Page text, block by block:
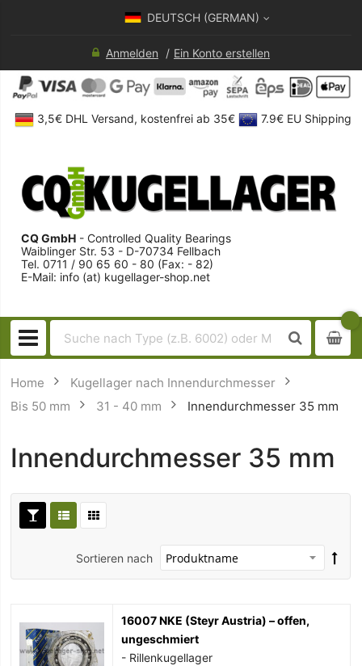
DEUTSCH (GERMAN)
Anmelden Ein Konto erstellen
3,5€ DHL Versand, kostenfrei ab 35€ 7.9€ EU Shipping
CQ GmbH - Controlled Quality Bearings
Waiblinger Str. 53 - D-70734 Fellbach
Tel. 0711 / 90 65 60 - 80 (Fax: - 82)
E-Mail: info (at) kugellager-shop.net
Home
Kugellager nach Innendurchmesser
Bis 50 mm
31 - 40 mm Innendurchmesser 35 mm
Innendurchmesser 35 mm
Sortieren nach
16007 NKE (Steyr Austria) – offen,
ungeschmiert
- Rillenkugellager